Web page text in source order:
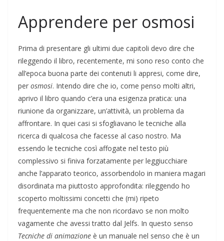
Apprendere per osmosi
Prima di presentare gli ultimi due capitoli devo dire che
rileggendo il libro, recentemente, mi sono reso conto che
all’epoca buona parte dei contenuti li appresi, come dire,
per osmosi. Intendo dire che io, come penso molti altri,
aprivo il libro quando c’era una esigenza pratica: una
riunione da organizzare, un’attività, un problema da
affrontare. In quei casi si sfogliavano le tecniche alla
ricerca di qualcosa che facesse al caso nostro. Ma
essendo le tecniche così affogate nel testo più
complessivo si finiva forzatamente per leggiucchiare
anche l’apparato teorico, assorbendolo in maniera magari
disordinata ma piuttosto approfondita: rileggendo ho
scoperto moltissimi concetti che (mi) ripeto
frequentemente ma che non ricordavo se non molto
vagamente che avessi tratto dal Jelfs. In questo senso
Tecniche di animazione è un manuale nel senso che è un